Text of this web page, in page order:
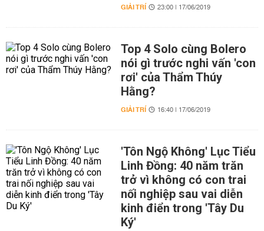
GIẢI TRÍ 23:00 | 17/06/2019
Top 4 Solo cùng Bolero
nói gì trước nghi vấn 'con
rơi' của Thẩm Thúy
Hằng?
GIẢI TRÍ 16:40 | 17/06/2019
'Tôn Ngộ Không' Lục Tiểu
Linh Đồng: 40 năm trăn
trở vì không có con trai
nối nghiệp sau vai diễn
kinh điển trong 'Tây Du
Ký'